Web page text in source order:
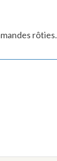
rôties.